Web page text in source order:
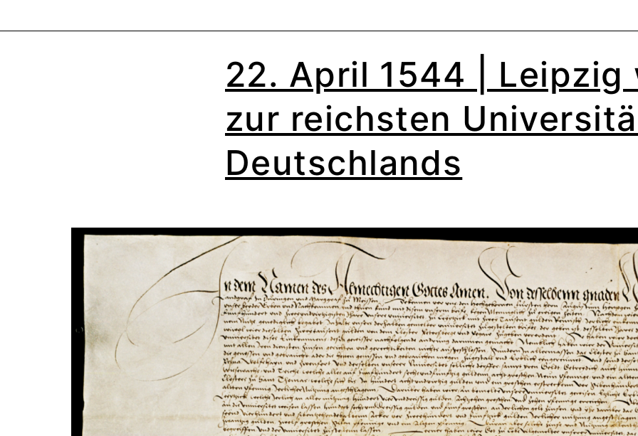
22. April 1544 | Leipzig
zur reichsten
Deutschlands